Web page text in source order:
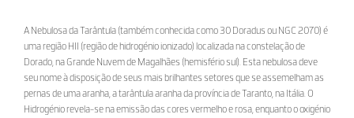
A Nebulosa da Tarântula (também conhecida como 30 Doradus ou NGC 2070) é
uma região HII (região de hidrogénio ionizado) localizada na constelação de
Dorado, na Grande Nuvem de Magalhães (hemisfério sul). Esta nebulosa deve
seu nome à disposição de seus mais brilhantes setores que se assemelham as
pernas de uma aranha, a tarântula aranha da província de Taranto, na Itália. O
Hidrogénio revela-se na emissão das cores vermelho e rosa, enquanto o oxigénio